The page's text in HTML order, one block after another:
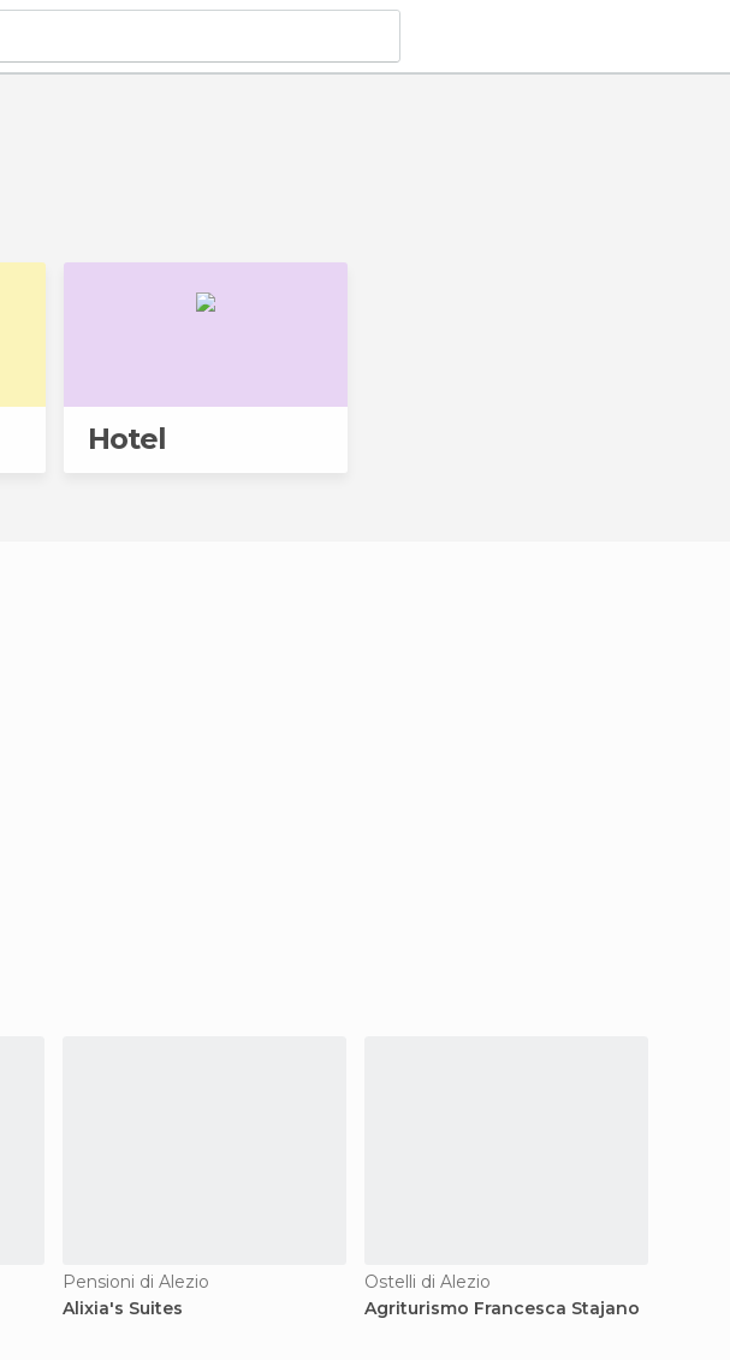
Hotel
Pensioni di Alezio
Alixia's Suites
Ostelli di Alezio
Agriturismo Francesca Stajano